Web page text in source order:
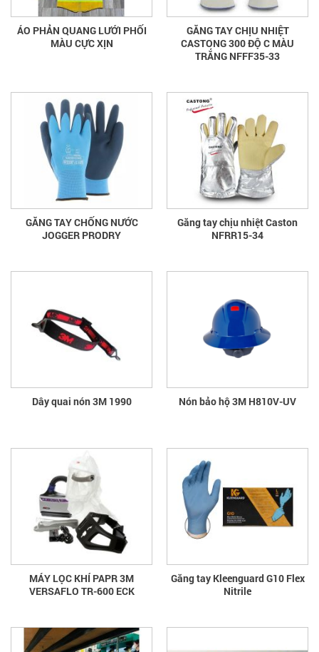
ÁO PHẢN QUANG LƯỚI PHỐI
MÀU CỰC XỊN
GĂNG TAY CHỊU NHIỆT
CASTONG 300 ĐỘ C MÀU
TRẮNG NFFF35-33
GĂNG TAY CHỐNG NƯỚC
JOGGER PRODRY
Găng tay chịu nhiệt Caston
NFRR15-34
Dây quai nón 3M 1990 Nón bảo hộ 3M H810V-UV
MÁY LỌC KHÍ PAPR 3M
VERSAFLO TR-600 ECK
Găng tay Kleenguard G10 Flex
Nitrile